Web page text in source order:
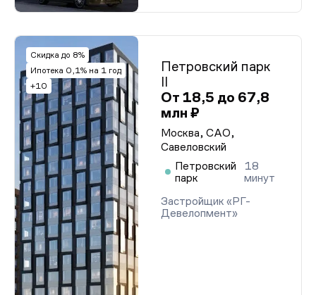
Скидка до 8%
Ипотека 0,1% на 1 год
+10
Петровский парк
II
От 18,5 до 67,8
млн ₽
Москва, САО,
Савеловский
Петровский
парк
18
минут
Застройщик «РГ-
Девелопмент»